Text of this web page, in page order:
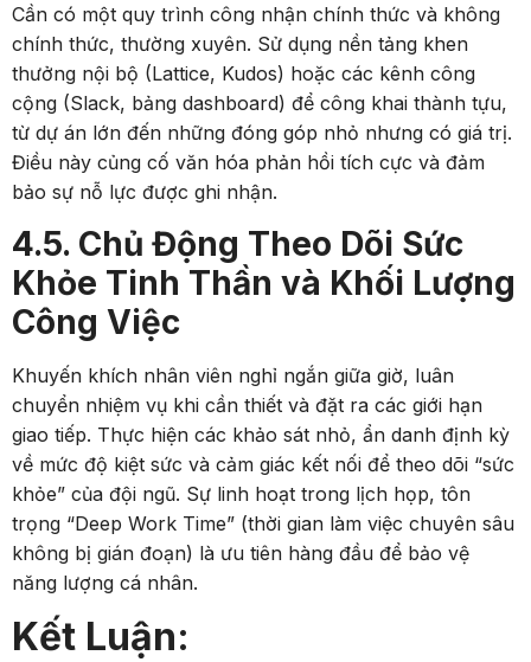
Cần có một quy trình công nhận chính thức và không
chính thức, thường xuyên. Sử dụng nền tảng khen
thưởng nội bộ (Lattice, Kudos) hoặc các kênh công
cộng (Slack, bảng dashboard) để công khai thành tựu,
từ dự án lớn đến những đóng góp nhỏ nhưng có giá trị.
Điều này củng cố văn hóa phản hồi tích cực và đảm
bảo sự nỗ lực được ghi nhận.
4.5. Chủ Động Theo Dõi Sức
Khỏe Tinh Thần và Khối Lượng
Công Việc
Khuyến khích nhân viên nghỉ ngắn giữa giờ, luân
chuyển nhiệm vụ khi cần thiết và đặt ra các giới hạn
giao tiếp. Thực hiện các khảo sát nhỏ, ẩn danh định kỳ
về mức độ kiệt sức và cảm giác kết nối để theo dõi “sức
khỏe” của đội ngũ. Sự linh hoạt trong lịch họp, tôn
trọng “Deep Work Time” (thời gian làm việc chuyên sâu
không bị gián đoạn) là ưu tiên hàng đầu để bảo vệ
năng lượng cá nhân.
Kết Luận: